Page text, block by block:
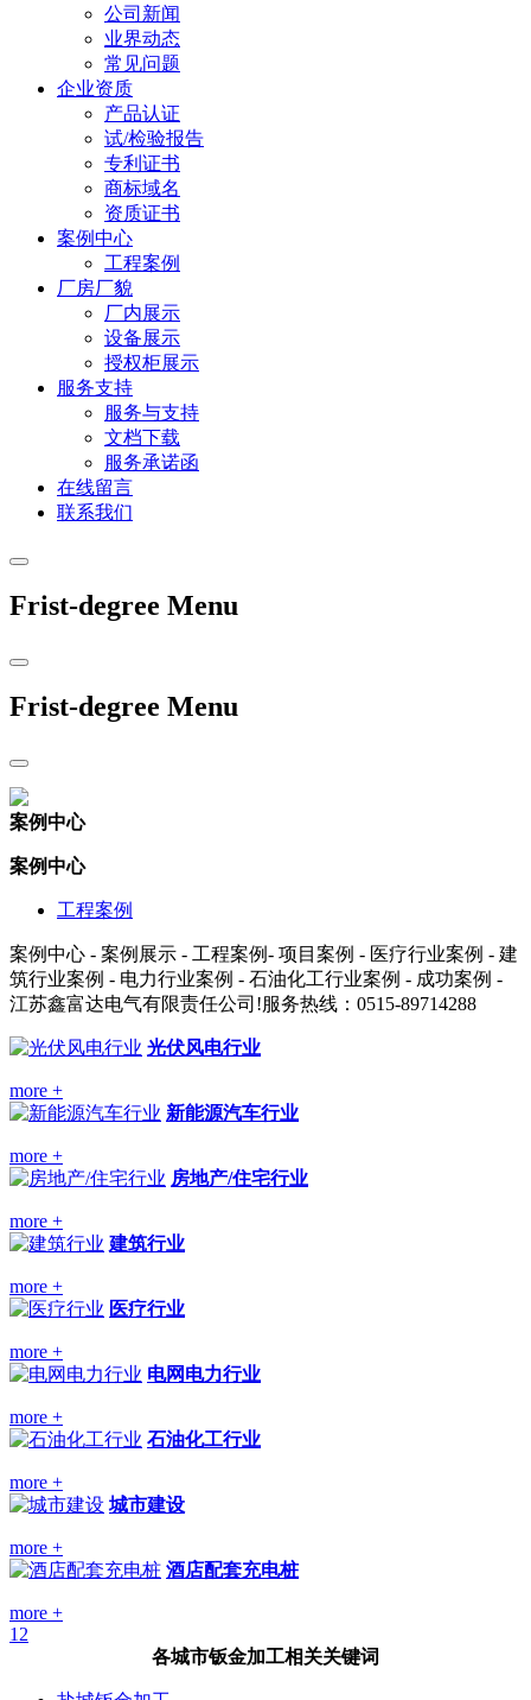
公司新闻
业界动态
常见问题
企业资质
产品认证
试/检验报告
专利证书
商标域名
资质证书
案例中心
工程案例
厂房厂貌
厂内展示
设备展示
授权柜展示
服务支持
服务与支持
文档下载
服务承诺函
在线留言
联系我们
Frist-degree Menu
Frist-degree Menu
案例中心
案例中心
工程案例
案例中心 - 案例展示 - 工程案例- 项目案例 - 医疗行业案例 - 建
筑行业案例 - 电力行业案例 - 石油化工行业案例 - 成功案例 -
江苏鑫富达电气有限责任公司!服务热线：0515-89714288
光伏风电行业
more +
新能源汽车行业
more +
房地产/住宅行业
more +
建筑行业
more +
医疗行业
more +
电网电力行业
more +
石油化工行业
more +
城市建设
more +
酒店配套充电桩
more +
1 2
各城市钣金加工相关关键词